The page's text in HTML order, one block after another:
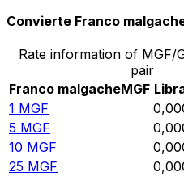
Convierte Franco
Rate information of MGF/
pair
Franco malgacheMGF
1 MGF
5 MGF
10 MGF
25 MGF